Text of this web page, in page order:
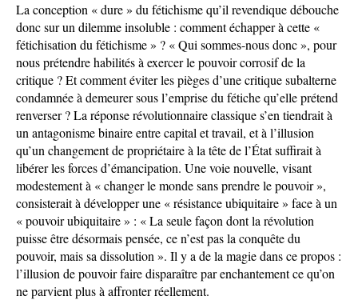
La conception « dure » du fétichisme qu’il revendique débouche
donc sur un dilemme insoluble : comment échapper à cette «
fétichisation du fétichisme » ? « Qui sommes-nous donc », pour
nous prétendre habilités à exercer le pouvoir corrosif de la
critique ? Et comment éviter les pièges d’une critique subalterne
condamnée à demeurer sous l’emprise du fétiche qu’elle prétend
renverser ? La réponse révolutionnaire classique s’en tiendrait à
un antagonisme binaire entre capital et travail, et à l’illusion
qu’un changement de propriétaire à la tête de l’État suffirait à
libérer les forces d’émancipation. Une voie nouvelle, visant
modestement à « changer le monde sans prendre le pouvoir »,
consisterait à développer une « résistance ubiquitaire » face à un
« pouvoir ubiquitaire » : « La seule façon dont la révolution
puisse être désormais pensée, ce n’est pas la conquête du
pouvoir, mais sa dissolution ». Il y a de la magie dans ce propos :
l’illusion de pouvoir faire disparaître par enchantement ce qu’on
ne parvient plus à affronter réellement.